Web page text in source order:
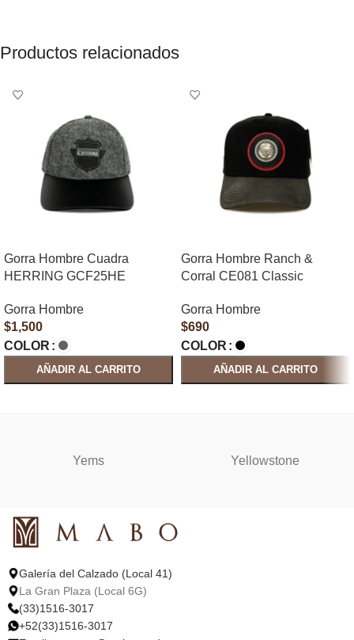
Productos relacionados
Gorra Hombre Cuadra
HERRING GCF25HE
Gorra Hombre
$1,500
COLOR
AÑADIR AL CARRITO
Gorra Hombre Ranch &
Corral CE081 Classic
Gorra Hombre
$690
COLOR
AÑADIR AL CARRITO
Yems Yellowstone
Galería del Calzado (Local 41)
La Gran Plaza (Local 6G)
(33)1516-3017
+52(33)1516-3017